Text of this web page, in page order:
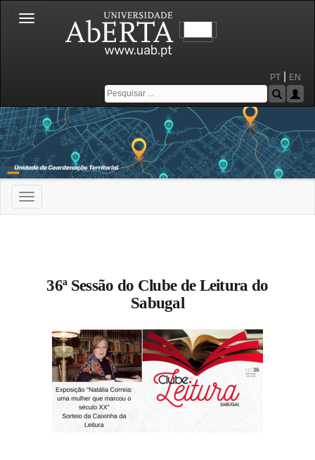
Toggle
navigation
PT EN
Toggle
navigation
36ª Sessão do Clube de Leitura do
Sabugal